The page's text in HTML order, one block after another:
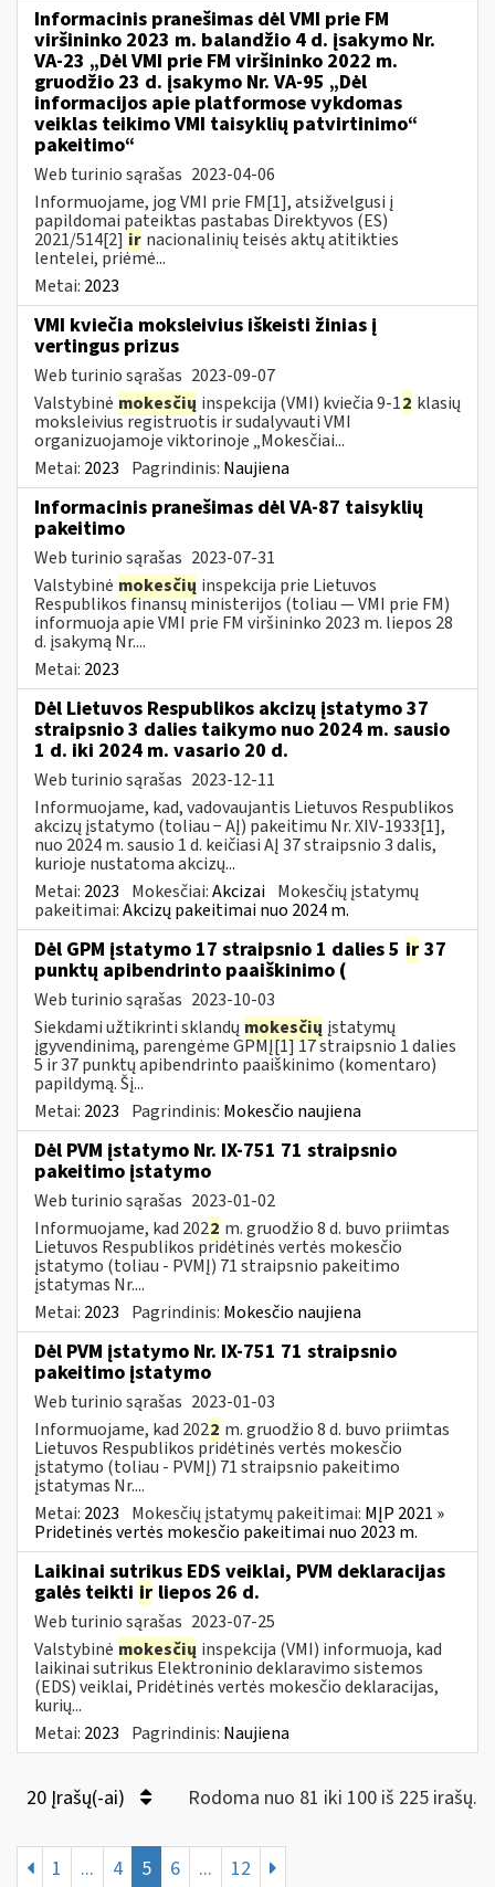
Informacinis pranešimas dėl VMI prie FM
viršininko 2023 m. balandžio 4 d. įsakymo Nr.
VA-23 „Dėl VMI prie FM viršininko 2022 m.
gruodžio 23 d. įsakymo Nr. VA-95 „Dėl
informacijos apie platformose vykdomas
veiklas teikimo VMI taisyklių patvirtinimo“
pakeitimo“
Web turinio sąrašas 2023-04-06
Informuojame, jog VMI prie FM[1], atsižvelgusi į
papildomai pateiktas pastabas Direktyvos (ES)
2021/514[2] ir nacionalinių teisės aktų atitikties
lentelei, priėmė...
Metai: 2023
VMI kviečia moksleivius iškeisti žinias į
vertingus prizus
Web turinio sąrašas 2023-09-07
Valstybinė mokesčių inspekcija (VMI) kviečia 9-12 klasių
moksleivius registruotis ir sudalyvauti VMI
organizuojamoje viktorinoje „Mokesčiai...
Metai: 2023 Pagrindinis: Naujiena
Informacinis pranešimas dėl VA-87 taisyklių
pakeitimo
Web turinio sąrašas 2023-07-31
Valstybinė mokesčių inspekcija prie Lietuvos
Respublikos finansų ministerijos (toliau ― VMI prie FM)
informuoja apie VMI prie FM viršininko 2023 m. liepos 28
d. įsakymą Nr....
Metai: 2023
Dėl Lietuvos Respublikos akcizų įstatymo 37
straipsnio 3 dalies taikymo nuo 2024 m. sausio
1 d. iki 2024 m. vasario 20 d.
Web turinio sąrašas 2023-12-11
Informuojame, kad, vadovaujantis Lietuvos Respublikos
akcizų įstatymo (toliau − AĮ) pakeitimu Nr. XIV-1933[1],
nuo 2024 m. sausio 1 d. keičiasi AĮ 37 straipsnio 3 dalis,
kurioje nustatoma akcizų...
Metai: 2023 Mokesčiai:Akcizai Mokesčių įstatymų
pakeitimai:Akcizų pakeitimai nuo 2024 m.
Dėl GPM įstatymo 17 straipsnio 1 dalies 5 ir 37
punktų apibendrinto paaiškinimo (
Web turinio sąrašas 2023-10-03
Siekdami užtikrinti sklandų mokesčių įstatymų
įgyvendinimą, parengėme GPMĮ[1] 17 straipsnio 1 dalies
5 ir 37 punktų apibendrinto paaiškinimo (komentaro)
papildymą. Šį...
Metai: 2023 Pagrindinis: Mokesčio naujiena
Dėl PVM įstatymo Nr. IX-751 71 straipsnio
pakeitimo įstatymo
Web turinio sąrašas 2023-01-02
Informuojame, kad 2022 m. gruodžio 8 d. buvo priimtas
Lietuvos Respublikos pridėtinės vertės mokesčio
įstatymo (toliau ­- PVMĮ) 71 straipsnio pakeitimo
įstatymas Nr....
Metai: 2023 Pagrindinis: Mokesčio naujiena
Dėl PVM įstatymo Nr. IX-751 71 straipsnio
pakeitimo įstatymo
Web turinio sąrašas 2023-01-03
Informuojame, kad 2022 m. gruodžio 8 d. buvo priimtas
Lietuvos Respublikos pridėtinės vertės mokesčio
įstatymo (toliau ­- PVMĮ) 71 straipsnio pakeitimo
įstatymas Nr....
Metai: 2023 Mokesčių įstatymų pakeitimai: MĮP 2021 »
Pridetinės vertės mokesčio pakeitimai nuo 2023 m.
Laikinai sutrikus EDS veiklai, PVM deklaracijas
galės teikti ir liepos 26 d.
Web turinio sąrašas 2023-07-25
Valstybinė mokesčių inspekcija (VMI) informuoja, kad
laikinai sutrikus Elektroninio deklaravimo sistemos
(EDS) veiklai, Pridėtinės vertės mokesčio deklaracijas,
kurių...
Metai: 2023 Pagrindinis: Naujiena
20 Įrašų(-ai) Rodoma nuo 81 iki 100 iš 225 irašų.
1 ... 4 5 6 ... 12